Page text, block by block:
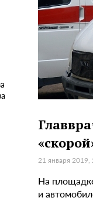
21 января 2019,
На
и